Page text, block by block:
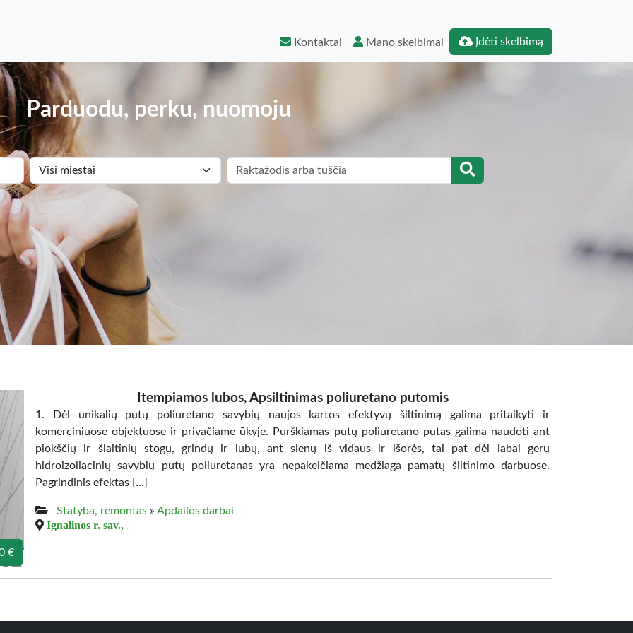
Kontaktai Mano skelbimai Įdėti skelbimą
Parduodu, perku, nuomoju
€
Itempiamos lubos, Apsiltinimas poliuretano putomis
1. Dėl unikalių putų poliuretano savybių naujos kartos efektyvų šiltinimą galima pritaikyti ir
komerciniuose objektuose ir privačiame ūkyje. Purškiamas putų poliuretano putas galima naudoti ant
plokščių ir šlaitinių stogų, grindų ir lubų, ant sienų iš vidaus ir išorės, tai pat dėl labai gerų
hidroizoliacinių savybių putų poliuretanas yra nepakeičiama medžiaga pamatų šiltinimo darbuose.
Pagrindinis efektas […]
Statyba, remontas » Apdailos darbai
Ignalinos r. sav.,